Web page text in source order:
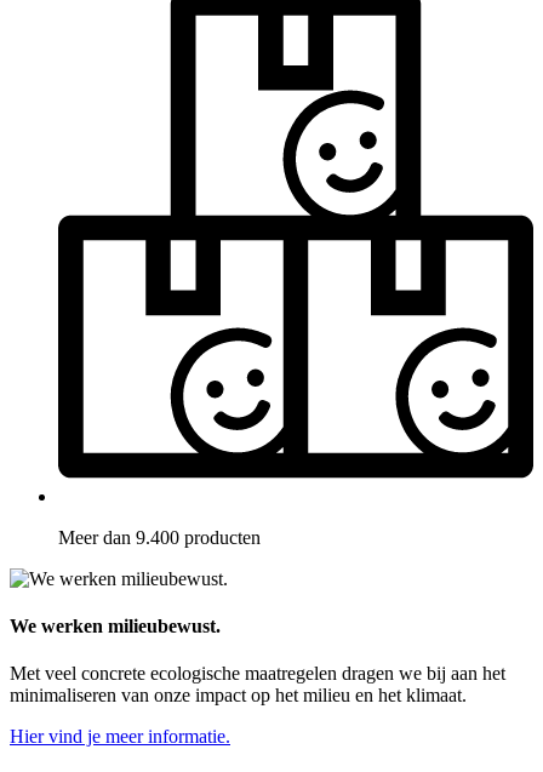
Meer dan 9.400 producten
We werken milieubewust.
Met veel concrete ecologische maatregelen dragen we bij aan het
minimaliseren van onze impact op het milieu en het klimaat.
Hier vind je meer informatie.